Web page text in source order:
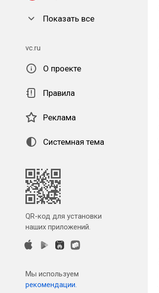
Показать все
vc.ru
О проекте
Правила
Реклама
Системная тема
QR-код для установки
наших приложений.
Мы используем
рекомендации.